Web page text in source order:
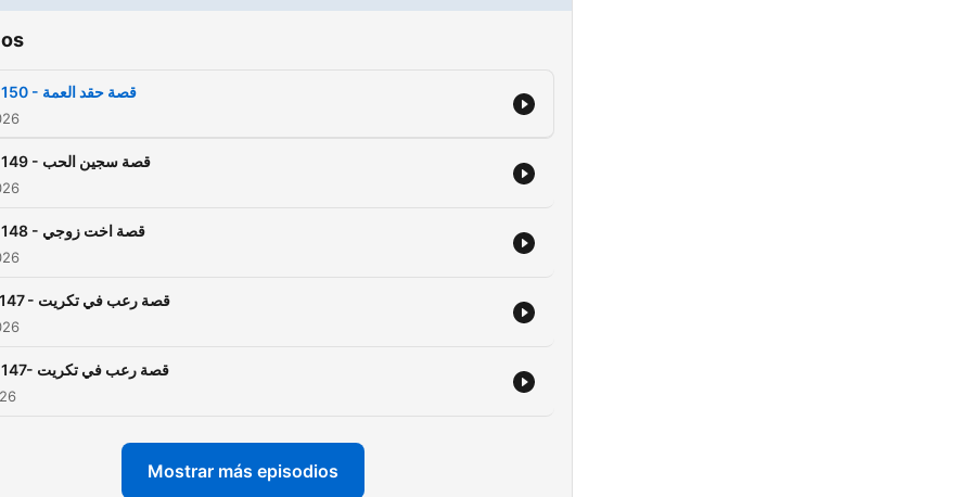
2150 - قصة حقد العمة
2149 - قصة سجين الحب
2148 - قصة اخت زوجي
2147 - قصة رعب في تكريت
2147- قصة رعب في تكريت
Mostrar más episodios